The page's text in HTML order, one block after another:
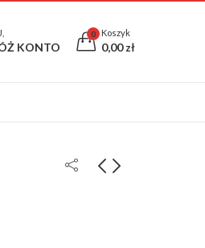
KONTO
0 Koszyk
0,00zł